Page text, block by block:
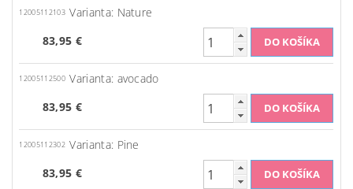
12005112103 Varianta: Nature
83,95 €
12005112500 Varianta: avocado
83,95 €
12005112302 Varianta: Pine
83,95 €